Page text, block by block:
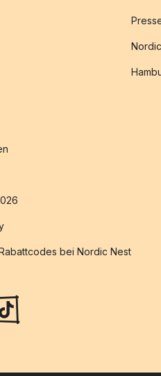
bei Nordic Nest